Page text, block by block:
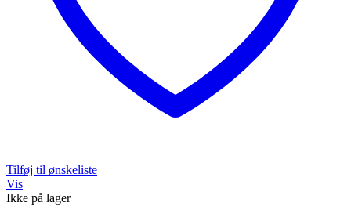
Tilføj til ønskeliste
Vis
Ikke på lager